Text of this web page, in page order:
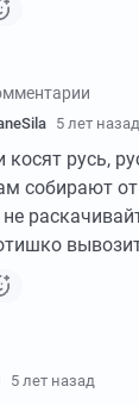
5 лет назад
русь,
собирают
не
5 лет назад